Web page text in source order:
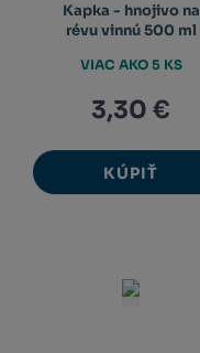
Kapka - hnojivo na
révu vinnú 500 ml
3,30 €
KÚPIŤ
VIAC AKO 5 KS